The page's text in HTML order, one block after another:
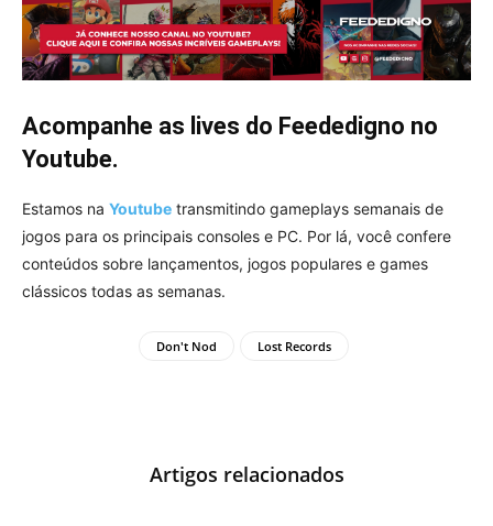
Acompanhe as lives do Feededigno no
Youtube.
Estamos na Youtube transmitindo gameplays semanais de
jogos para os principais consoles e PC. Por lá, você confere
conteúdos sobre lançamentos, jogos populares e games
clássicos todas as semanas.
Don't Nod Lost Records
Artigos relacionados